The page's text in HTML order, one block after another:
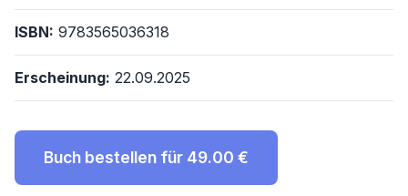
ISBN: 9783565036318
Erscheinung: 22.09.2025
Buch bestellen für 49.00 €